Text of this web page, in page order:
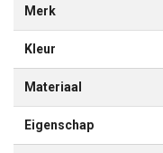
Merk
Kleur
Materiaal
Eigenschap